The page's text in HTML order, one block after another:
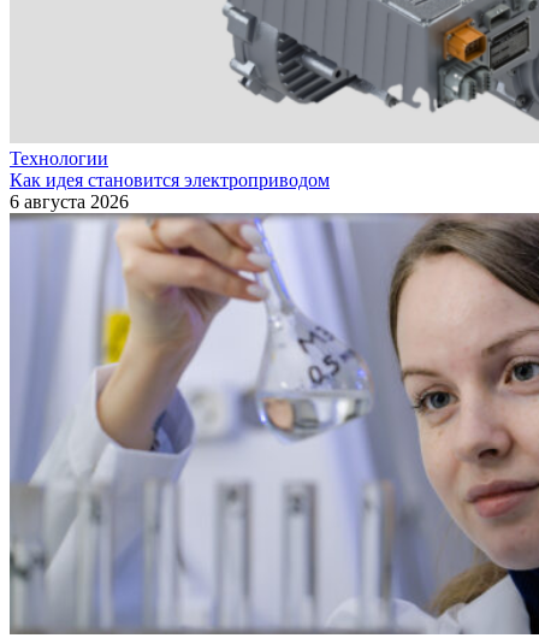
Технологии
Как идея становится электроприводом
6 августа 2026